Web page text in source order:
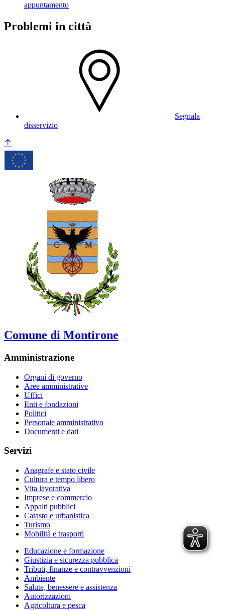
appuntamento
Problemi in città
Segnala
disservizio
Comune di Montirone
Amministrazione
Organi di governo
Aree amministrative
Uffici
Enti e fondazioni
Politici
Personale amministrativo
Documenti e dati
Servizi
Anagrafe e stato civile
Cultura e tempo libero
Vita lavorativa
Imprese e commercio
Appalti pubblici
Catasto e urbanistica
Turismo
Mobilità e trasporti
Educazione e formazione
Giustizia e sicurezza pubblica
Tributi, finanze e contravvenzioni
Ambiente
Salute, benessere e assistenza
Autorizzazioni
Agricoltura e pesca